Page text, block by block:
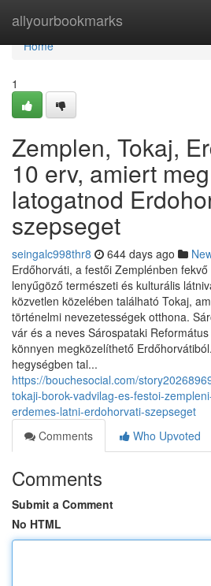
allyourbookmarks
Home
Home
1
Zemplen, Tokaj,
10 erv, amiert
latogatnod
szepseget
seingalc998thr8 644 days ago
Erdőhorváti, a festői Zemplénben
lenyűgöző természeti és kulturális
közvetlen közelében található Tokaj,
történelmi nevezetességek otthona.
vár és a neves Sárospataki
könnyen megközelíthető
hegységben tal...
https://bouchesocial.com/
tokaji-borok-vadvilag-es-festoi-
erdemes-latni-erdohorvati-szepseget
Comments
Who Upvoted
Comments
Submit a Comment
No HTML